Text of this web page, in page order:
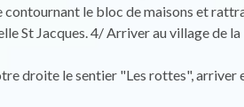
contournant le bloc de maisons et
St Jacques. 4/ Arriver au village de
droite le sentier "Les rottes", arriver